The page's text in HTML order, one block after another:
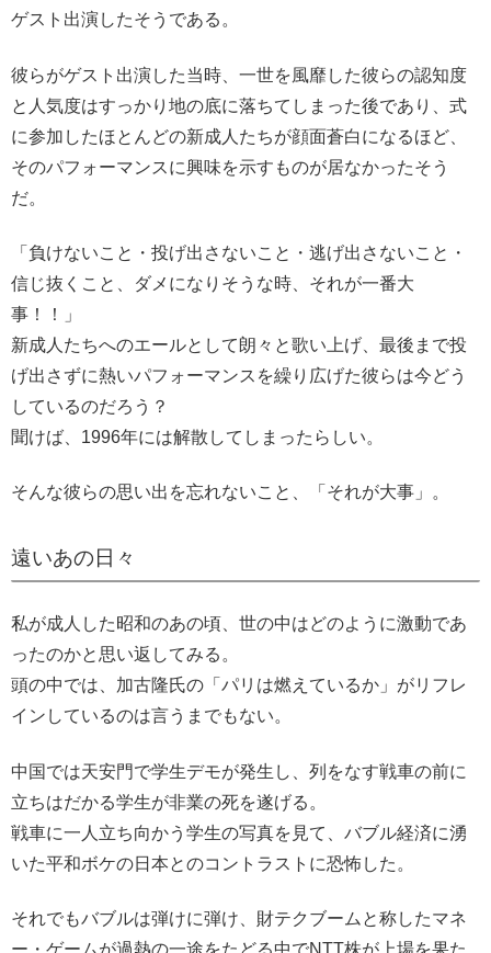
ゲスト出演したそうである。
彼らがゲスト出演した当時、一世を風靡した彼らの認知度
と人気度はすっかり地の底に落ちてしまった後であり、式
に参加したほとんどの新成人たちが顔面蒼白になるほど、
そのパフォーマンスに興味を示すものが居なかったそう
だ。
「負けないこと・投げ出さないこと・逃げ出さないこと・
信じ抜くこと、ダメになりそうな時、それが一番大
事！！」
新成人たちへのエールとして朗々と歌い上げ、最後まで投
げ出さずに熱いパフォーマンスを繰り広げた彼らは今どう
しているのだろう？
聞けば、1996年には解散してしまったらしい。
そんな彼らの思い出を忘れないこと、「それが大事」。
遠いあの日々
私が成人した昭和のあの頃、世の中はどのように激動であ
ったのかと思い返してみる。
頭の中では、加古隆氏の「パリは燃えているか」がリフレ
インしているのは言うまでもない。
中国では天安門で学生デモが発生し、列をなす戦車の前に
立ちはだかる学生が非業の死を遂げる。
戦車に一人立ち向かう学生の写真を見て、バブル経済に湧
いた平和ボケの日本とのコントラストに恐怖した。
それでもバブルは弾けに弾け、財テクブームと称したマネ